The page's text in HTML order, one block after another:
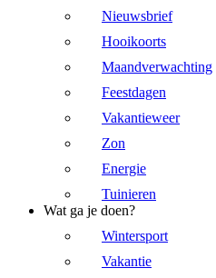
Nieuwsbrief
Hooikoorts
Maandverwachting
Feestdagen
Vakantieweer
Zon
Energie
Tuinieren
Wat ga je doen?
Wintersport
Vakantie